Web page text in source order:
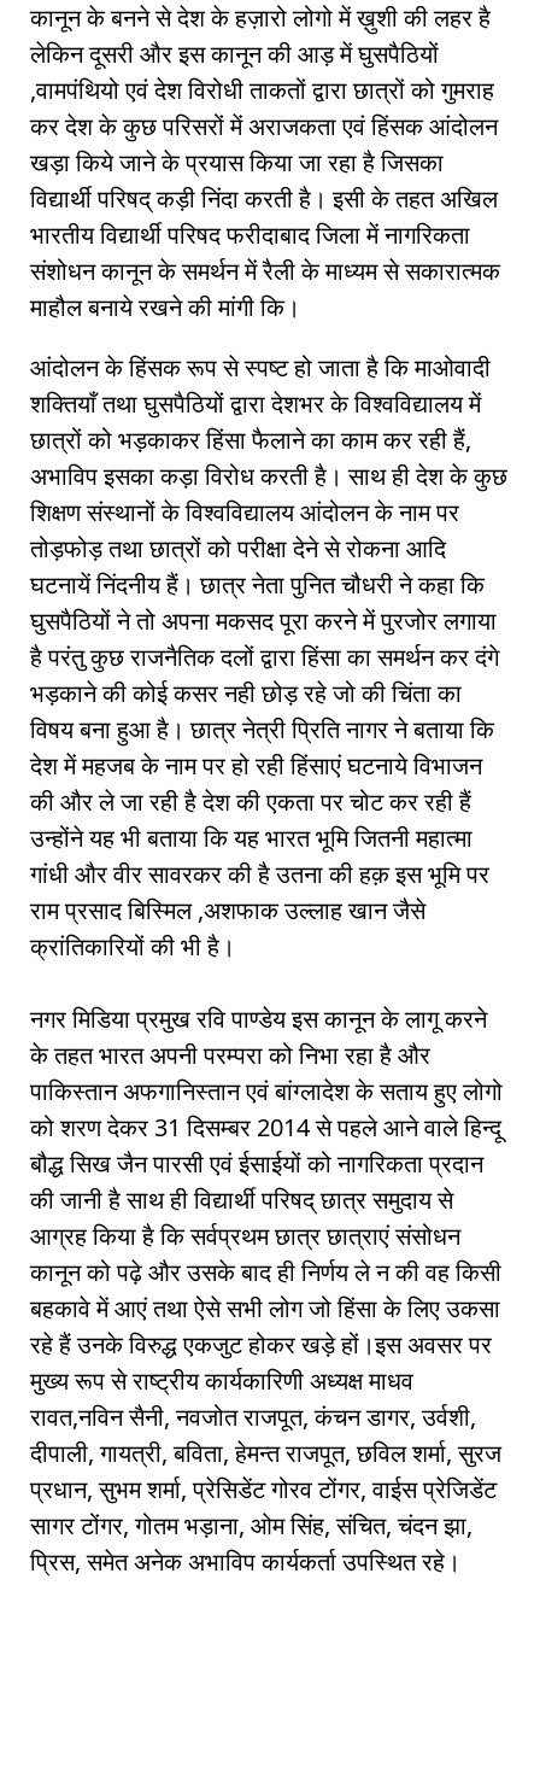
कानून के बनने से देश के हज़ारो लोगो में ख़ुशी की लहर है
लेकिन दूसरी और इस कानून की आड़ में घुसपैठियों
,वामपंथियो एवं देश विरोधी ताकतों द्वारा छात्रों को गुमराह
कर देश के कुछ परिसरों में अराजकता एवं हिंसक आंदोलन
खड़ा किये जाने के प्रयास किया जा रहा है जिसका
विद्यार्थी परिषद् कड़ी निंदा करती है। इसी के तहत अखिल
भारतीय विद्यार्थी परिषद फरीदाबाद जिला में नागरिकता
संशोधन कानून के समर्थन में रैली के माध्यम से सकारात्मक
माहौल बनाये रखने की मांगी कि।
आंदोलन के हिंसक रूप से स्पष्ट हो जाता है कि माओवादी
शक्तियाँ तथा घुसपैठियों द्वारा देशभर के विश्वविद्यालय में
छात्रों को भड़काकर हिंसा फैलाने का काम कर रही हैं,
अभाविप इसका कड़ा विरोध करती है। साथ ही देश के कुछ
शिक्षण संस्थानों के विश्वविद्यालय आंदोलन के नाम पर
तोड़फोड़ तथा छात्रों को परीक्षा देने से रोकना आदि
घटनायें निंदनीय हैं। छात्र नेता पुनित चौधरी ने कहा कि
घुसपैठियों ने तो अपना मकसद पूरा करने में पुरजोर लगाया
है परंतु कुछ राजनैतिक दलों द्वारा हिंसा का समर्थन कर दंगे
भड़काने की कोई कसर नही छोड़ रहे जो की चिंता का
विषय बना हुआ है। छात्र नेत्री प्रिति नागर ने बताया कि
देश में महजब के नाम पर हो रही हिंसाएं घटनाये विभाजन
की और ले जा रही है देश की एकता पर चोट कर रही हैं
उन्होंने यह भी बताया कि यह भारत भूमि जितनी महात्मा
गांधी और वीर सावरकर की है उतना की हक़ इस भूमि पर
राम प्रसाद बिस्मिल ,अशफाक उल्लाह खान जैसे
क्रांतिकारियों की भी है।
नगर मिडिया प्रमुख रवि पाण्डेय इस कानून के लागू करने
के तहत भारत अपनी परम्परा को निभा रहा है और
पाकिस्तान अफगानिस्तान एवं बांग्लादेश के सताय हुए लोगो
को शरण देकर 31 दिसम्बर 2014 से पहले आने वाले हिन्दू
बौद्ध सिख जैन पारसी एवं ईसाईयों को नागरिकता प्रदान
की जानी है साथ ही विद्यार्थी परिषद् छात्र समुदाय से
आग्रह किया है कि सर्वप्रथम छात्र छात्राएं संसोधन
कानून को पढ़े और उसके बाद ही निर्णय ले न की वह किसी
बहकावे में आएं तथा ऐसे सभी लोग जो हिंसा के लिए उकसा
रहे हैं उनके विरुद्ध एकजुट होकर खड़े हों।इस अवसर पर
मुख्य रूप से राष्ट्रीय कार्यकारिणी अध्यक्ष माधव
रावत,नविन सैनी, नवजोत राजपूत, कंचन डागर, उर्वशी,
दीपाली, गायत्री, बविता, हेमन्त राजपूत, छविल शर्मा, सुरज
प्रधान, सुभम शर्मा, प्रेसिडेंट गोरव टोंगर, वाईस प्रेजिडेंट
सागर टोंगर, गोतम भड़ाना, ओम सिंह, संचित, चंदन झा,
प्रिस, समेत अनेक अभाविप कार्यकर्ता उपस्थित रहे।